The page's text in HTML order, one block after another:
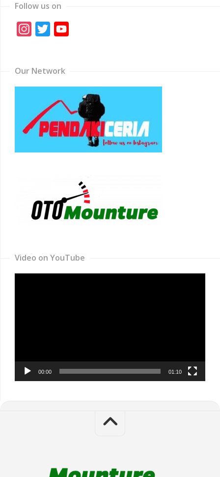
Follow us on
Instagram
Twitter
Our Network
Video on YouTube
00:00 01:10